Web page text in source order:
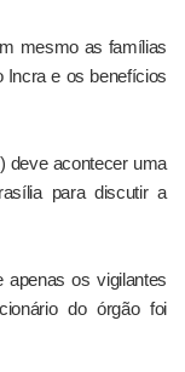
mesmo as famílias
Incra e os benefícios
deve acontecer uma
para discutir a
apenas os vigilantes
do órgão foi